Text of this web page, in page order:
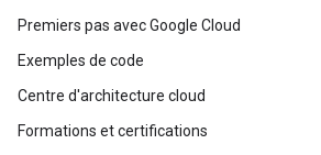
Premiers pas avec Google Cloud
Exemples de code
Centre d'architecture cloud
Formations et certifications